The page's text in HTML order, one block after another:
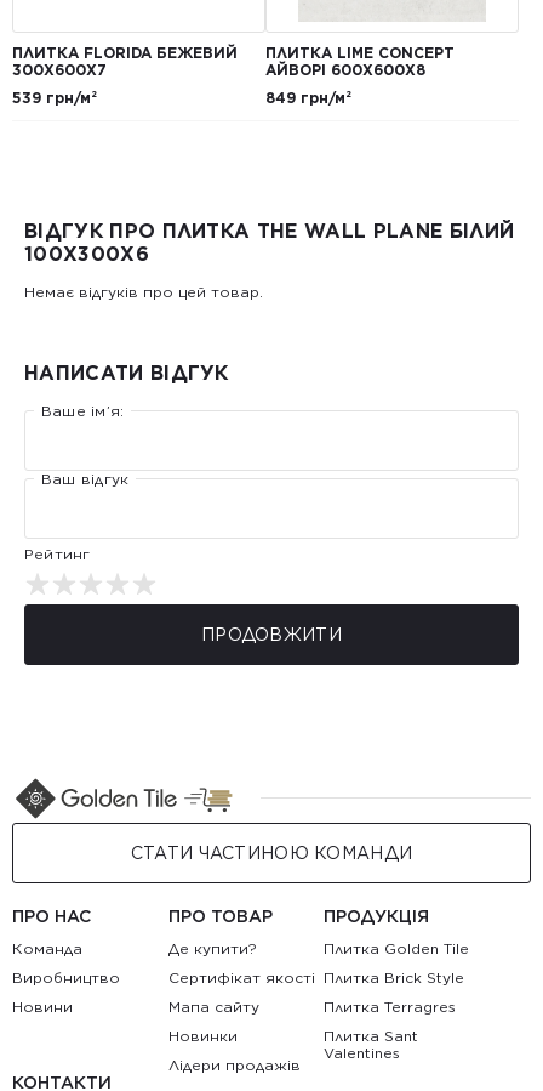
ПЛИТКА FLORIDA БЕЖЕВИЙ
300Х600Х7
539 грн/м²
ПЛИТКА LIME CONCEPT
АЙВОРІ 600Х600Х8
849 грн/м²
ВІДГУК ПРО ПЛИТКА THE WALL PLANE БІЛИЙ
100Х300Х6
Немає відгуків про цей товар.
НАПИСАТИ ВІДГУК
Ваше ім’я:
Ваш відгук
Рейтинг
ПРОДОВЖИТИ
СТАТИ ЧАСТИНОЮ КОМАНДИ
ПРО НАС
Команда
Виробництво
Новини
ПРО ТОВАР
Де купити?
Сертифікат якості
Мапа сайту
Новинки
Лідери продажів
ПРОДУКЦІЯ
Плитка Golden Tile
Плитка Brick Style
Плитка Terragres
Плитка Sant
Valentines
КОНТАКТИ